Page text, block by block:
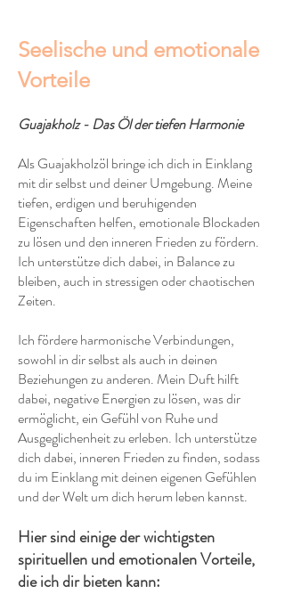
Seelische und emotionale
Vorteile
Guajakholz - Das Öl der tiefen Harmonie
Als Guajakholzöl bringe ich dich in Einklang
mit dir selbst und deiner Umgebung. Meine
tiefen, erdigen und beruhigenden
Eigenschaften helfen, emotionale Blockaden
zu lösen und den inneren Frieden zu fördern.
Ich unterstütze dich dabei, in Balance zu
bleiben, auch in stressigen oder chaotischen
Zeiten.
Ich fördere harmonische Verbindungen,
sowohl in dir selbst als auch in deinen
Beziehungen zu anderen. Mein Duft hilft
dabei, negative Energien zu lösen, was dir
ermöglicht, ein Gefühl von Ruhe und
Ausgeglichenheit zu erleben. Ich unterstütze
dich dabei, inneren Frieden zu finden, sodass
du im Einklang mit deinen eigenen Gefühlen
und der Welt um dich herum leben kannst.
Hier sind einige der wichtigsten
spirituellen und emotionalen Vorteile,
die ich dir bieten kann: